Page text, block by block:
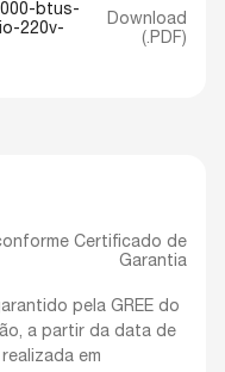
btus-
220v-
Download
(.PDF)
Certificado de
Garantia
pela GREE do
a partir da data de
em